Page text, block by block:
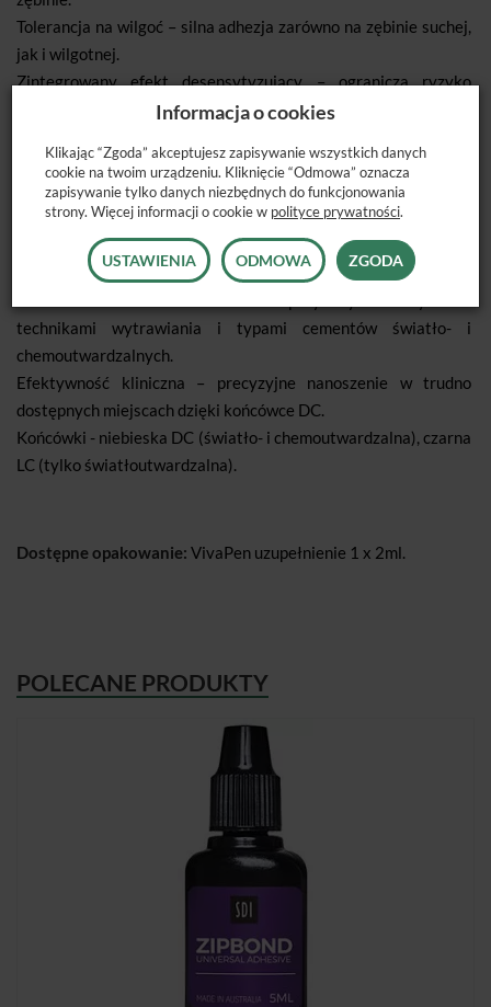
Tolerancja na wilgoć – silna adhezja zarówno na zębinie suchej,
jak i wilgotnej.
Zintegrowany efekt desensytyzujący – ogranicza ryzyko
nadwrażliwości po zabiegu.
odbudów pośrednich.
Szybka polimeryzacja światłem – 3–5 sekund w zależności od
mocy lampy.
Wydajna aplikacja – do 187 pojedynczych aplikacji z jednej
końcówki VivaPen, do 4× więcej niż w tradycyjnych butelkach.
technikami wytrawiania i typami cementów światło- i
chemoutwardzalnych.
Efektywność kliniczna – precyzyjne nanoszenie w trudno
dostępnych miejscach dzięki końcówce DC.
Końcówki - niebieska DC (światło- i chemoutwardzalna), czarna
LC (tylko światłoutwardzalna).
Dostępne opakowanie: VivaPen uzupełnienie 1 x 2ml.
POLECANE PRODUKTY
Informacja o cookies
Klikając “Zgoda” akceptujesz zapisywanie wszystkich danych
cookie na twoim urządzeniu. Kliknięcie “Odmowa” oznacza
zapisywanie tylko danych niezbędnych do funkcjonowania
strony. Więcej informacji o cookie w polityce prywatności.
USTAWIENIA ODMOWA ZGODA